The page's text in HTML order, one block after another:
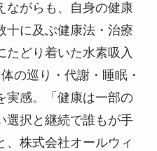
ながらも、自身の健康
十に及ぶ健康法・治療
たどり着いた水素吸入
の巡り・代謝・睡眠・
実感。「健康は一部の
選択と継続で誰もが手
、株式会社オールウィ